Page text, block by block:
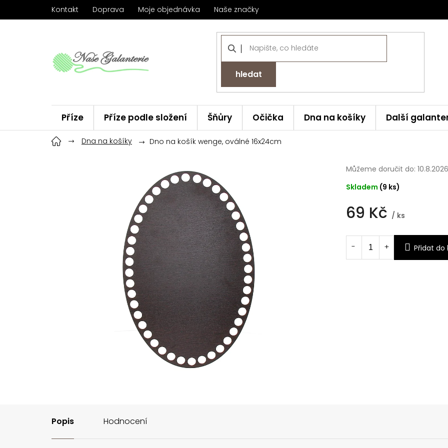
Kontakt Doprava Moje objednávka Naše značky
hledat
Příze Příze podle složení Šňůry Očička Dna na košíky Další
Háčky ChiaoGoo Značky
Dna na košíky Dno na košík wenge, oválné 16x24cm
69 Kč / ks
cena:
Skladem (9 ks)
Můžeme doručit do: 10.8.2026
Přidat do
Popis Hodnocení